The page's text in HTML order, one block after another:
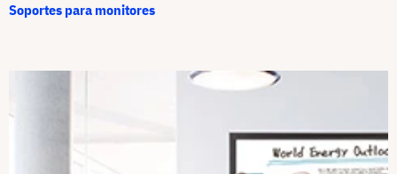
Soportes para monitores